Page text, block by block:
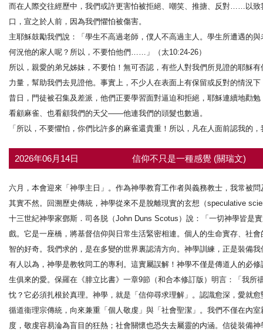
而在人際交往經歷中，我們或許更害怕被拒絕、嘲笑、推搪、反對……以
口，宣之於人前，因為我們懼怕被傷害。
主耶穌鼓勵我們說：「學生不高過老師，僕人不高過主人。學生所遭遇的
何況他的家人呢？所以，不要怕他們……」（太10:24-26）
所以，親愛的弟兄姊妹，不要怕！無可否認，有些人對我們所見證的耶穌
力量，幫助我們去見證他。事實上，不少人在表面上有保留或反對的情況
昔日，門徒被召集及差派，他們正要學習面對逼迫和拒絕，耶穌連續地勸
看顧麻雀、也看顧我們的天父——他連我們的頭髮也數過。
「所以，不要懼怕，你們比許多的麻雀還貴重！所以，凡在人面前認我的
2026年06月14日 信仰不只是一種感覺 (關瑞文)
六月，本會迎來「神學主日」。作為神學教育工作者與義務教士，我常被
其實不然。回溯歷史傳統，神學從來不是脫離現實的玄想（speculative
十三世紀神學家鄧斯．司各脱（John Duns Scotus）說：「一切神學皆是
戲。它是一座橋，將基督信仰與日常生活緊密相連。個人的生命實存、
智的好奇。我們求的，是在多變的世界裏認清方向。神學訓練，正是裝備
有人以為，神學是教牧同工的專利。這實屬誤解！神學不僅是傳道人的必
生俱來的愛。保羅在《腓立比書》一章9節（和合本修訂版）明言：「我
忱？它必須扎根於真理。神學，就是「信仰尋求理解」。認識愈深，愛就
循道衞理宗傳統，向來兼重「個人敬虔」與「社會聖潔」。我們不僅在內
度，敬虔容易淪為盲目的狂熱；社會關懷也恐失去屬靈的内涵。信徒裝備